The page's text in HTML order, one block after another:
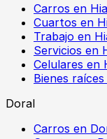
Carros en
Cuartos en
Trabajo en
Servicios en
Celulares en
Bienes
Doral
Carros en